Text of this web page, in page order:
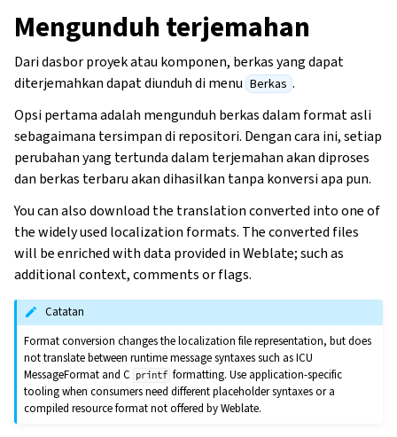
Mengunduh terjemahan
Dari dasbor proyek atau komponen, berkas yang dapat
diterjemahkan dapat diunduh di menu Berkas .
Opsi pertama adalah mengunduh berkas dalam format asli
sebagaimana tersimpan di repositori. Dengan cara ini, setiap
perubahan yang tertunda dalam terjemahan akan diproses
dan berkas terbaru akan dihasilkan tanpa konversi apa pun.
You can also download the translation converted into one of
the widely used localization formats. The converted files
will be enriched with data provided in Weblate; such as
additional context, comments or flags.
Catatan
Format conversion changes the localization file representation, but does
not translate between runtime message syntaxes such as ICU
MessageFormat and C
printf formatting. Use application-specific
tooling when consumers need different placeholder syntaxes or a
compiled resource format not offered by Weblate.